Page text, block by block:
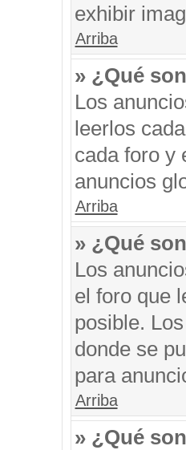
exhibir
Arriba
» ¿Qué
Los
leerlos
cada foro y
anuncios
Arriba
» ¿Qué
Los
el foro que
posible.
donde se
para
Arriba
» ¿Qué